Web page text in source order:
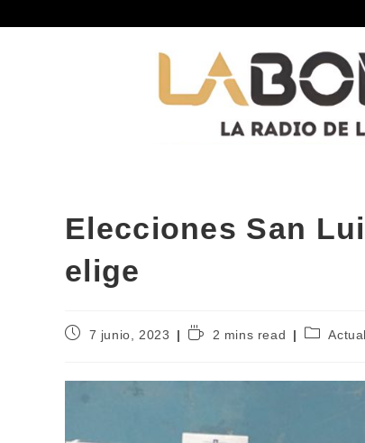
Elecciones San
elige
7 junio, 2023 2 mins read